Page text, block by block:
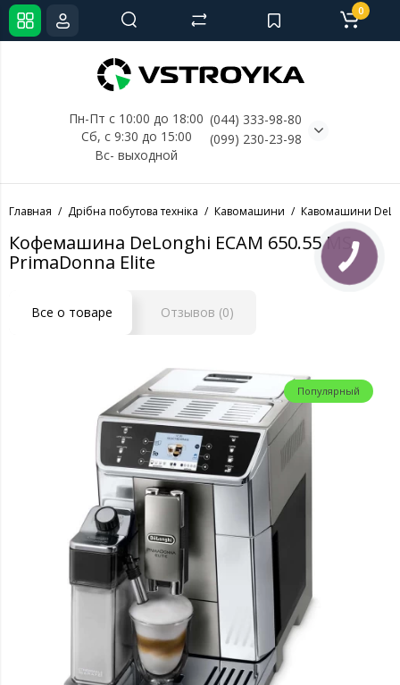
Пн-Пт с 10:00 до 18:00
Сб, с 9:30 до 15:00
Вс- выходной
(044) 333-98-80
(099) 230-23-98
0
Главная Дрібна побутова техніка Кавомашини Кавомашини
Кофемашина DeLonghi ECAM 650.55 MS
PrimaDonna Elite
Все о товаре Отзывов (0)
Популярный